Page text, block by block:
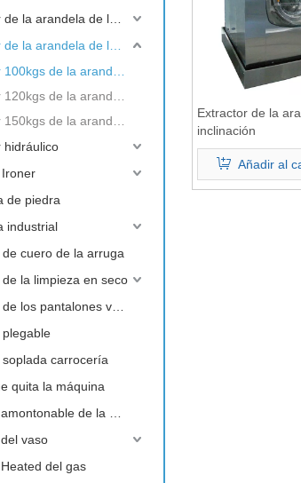
hidráulico
de piedra
industrial
cuero de la arruga
la limpieza en seco
soplada carrocería
quita la máquina
vaso
del gas
Extractor de la
inclinación
Añadir al